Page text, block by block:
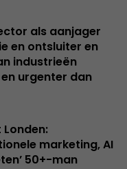
als aanjager
en ontsluiter en
industrieën
urgenter dan
marketing, AI
50+-man